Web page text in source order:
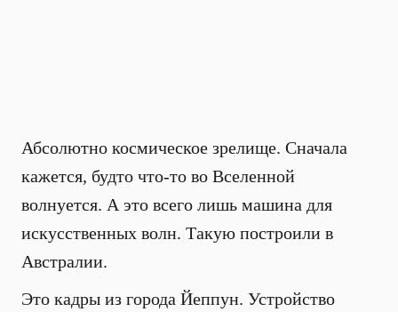
Абсолютно космическое зрелище. Сначала
кажется, будто что-то во Вселенной
волнуется. А это всего лишь машина для
искусственных волн. Такую построили в
Австралии.
Это кадры из города Йеппун. Устройство